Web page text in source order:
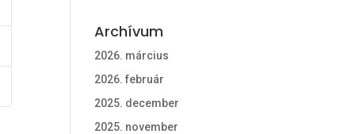
Archívum
2026. március
2026. február
2025. december
2025. november